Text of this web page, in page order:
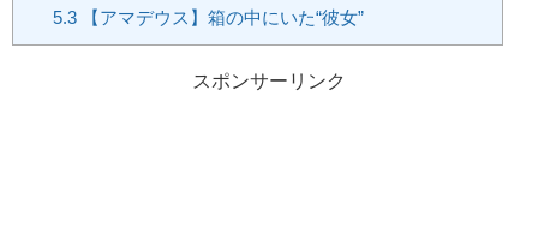
5.3【アマデウス】箱の中にいた“彼女”
スポンサーリンク